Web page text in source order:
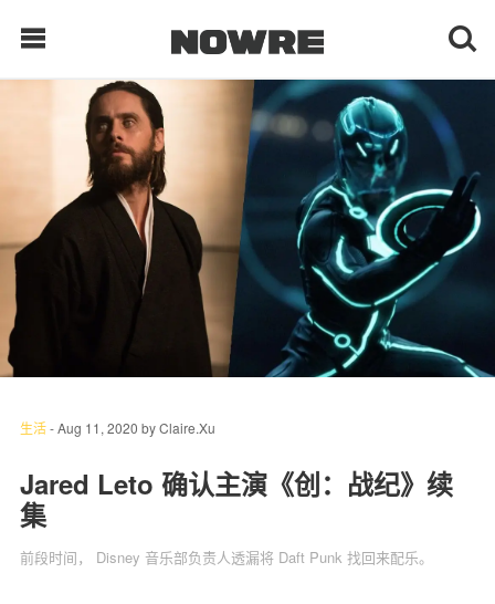
每日鲜榨
现客视点
每日栏目
时 尚
球 鞋
科 技
生活-Aug 11, 2020 byClaire.Xu
Jared Leto 确认主演《创：战纪》续
集
前段时间， Disney 音乐部负责人透漏将 Daft Punk 找回来配乐。